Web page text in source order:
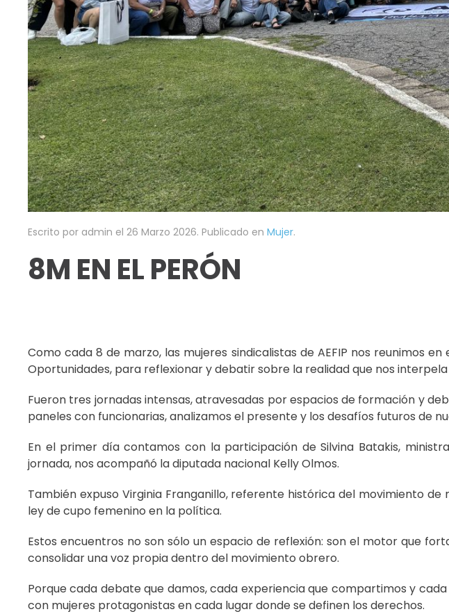
Escrito por admin el 26 Marzo 2026. Publicado en Mujer.
8M EN EL PERÓN
Como cada 8 de marzo, las mujeres sindicalistas de AEFIP nos reunimos
Oportunidades, para reflexionar y debatir sobre la realidad que nos
Fueron tres jornadas intensas, atravesadas por espacios de formación y
paneles con funcionarias, analizamos el presente y los desafíos futuros de
En el primer día contamos con la participación de Silvina Batakis,
jornada, nos acompañó la diputada nacional Kelly Olmos.
También expuso Virginia Franganillo, referente histórica del movimiento
ley de cupo femenino en la política.
Estos encuentros no son sólo un espacio de reflexión: son el motor que
consolidar una voz propia dentro del movimiento obrero.
Porque cada debate que damos, cada experiencia que compartimos y
con mujeres protagonistas en cada lugar donde se definen los derechos.